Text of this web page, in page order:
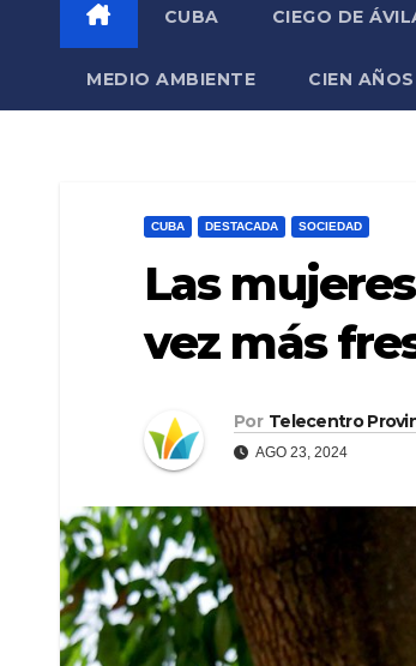
CUBA CIEGO DE
MEDIO AMBIENTE CIEN
CUBA DESTACADA SOCIEDAD
Las
vez más
Por Telecentro
AGO 23, 2024